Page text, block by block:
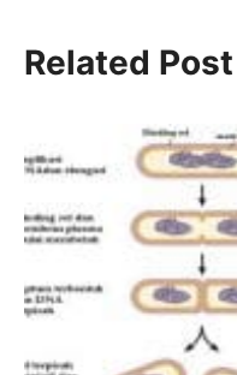
c
e
o
k
itt
er
ai
l
at
s
p
p
Related Post